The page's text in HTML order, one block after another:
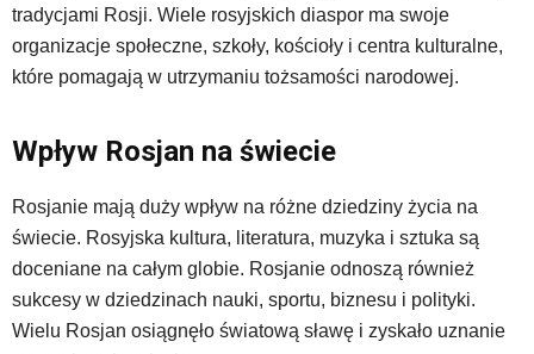
tradycjami Rosji. Wiele rosyjskich diaspor ma swoje
organizacje społeczne, szkoły, kościoły i centra kulturalne,
które pomagają w utrzymaniu tożsamości narodowej.
Wpływ Rosjan na świecie
Rosjanie mają duży wpływ na różne dziedziny życia na
świecie. Rosyjska kultura, literatura, muzyka i sztuka są
doceniane na całym globie. Rosjanie odnoszą również
sukcesy w dziedzinach nauki, sportu, biznesu i polityki.
Wielu Rosjan osiągnęło światową sławę i zyskało uznanie